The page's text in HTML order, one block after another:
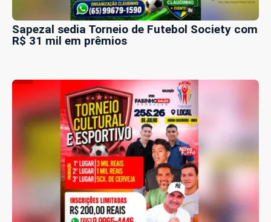
Sapezal sedia Torneio de Futebol Society com
R$ 31 mil em prêmios